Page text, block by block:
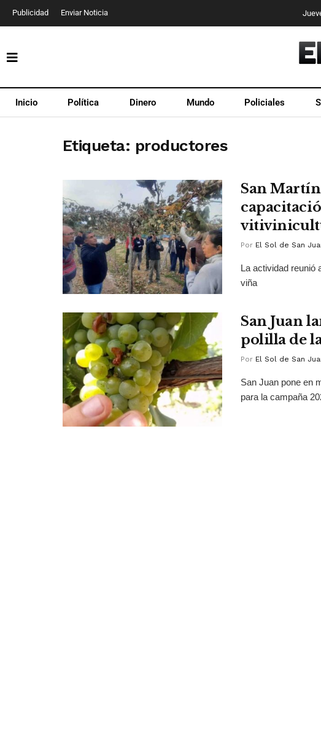
Publicidad Enviar Noticia
Inicio Política Dinero Mundo Policiales
Etiqueta: productores
San
Por El Sol de San
La actividad reunió
viña
San Juan
polilla de
Por El Sol de San
San Juan pone en
para la campaña